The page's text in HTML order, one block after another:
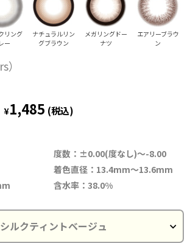
リング
ー
ナチュラルリン
グブラウン
メガリングドー
ナツ
エアリーブラウ
ン
¥1,485 (税込)
度数：±0.00(度なし)～-8.00
着色直径：13.4mm～13.6mm
含水率：38.0%